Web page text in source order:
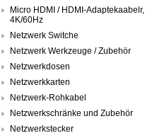
Micro HDMI / HDMI-Adaptekaabelr,
4K/60Hz
Netzwerk Switche
Netzwerk Werkzeuge / Zubehör
Netzwerkdosen
Netzwerkkarten
Netzwerk-Rohkabel
Netzwerkschränke und Zubehör
Netzwerkstecker